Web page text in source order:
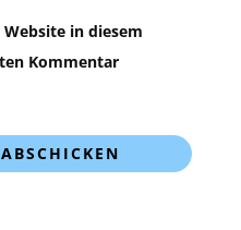
in diesem
Kommentar